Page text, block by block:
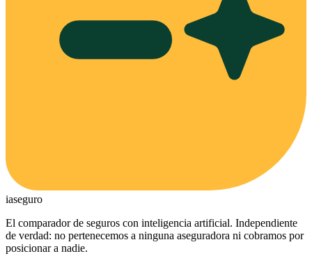
iaseguro
El comparador de seguros con inteligencia artificial. Independiente
de verdad: no pertenecemos a ninguna aseguradora ni cobramos por
posicionar a nadie.